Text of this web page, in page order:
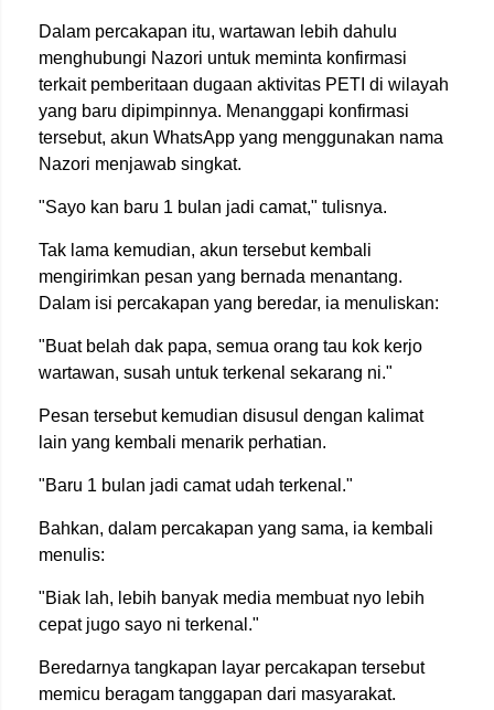
Dalam percakapan itu, wartawan lebih dahulu
menghubungi Nazori untuk meminta konfirmasi
terkait pemberitaan dugaan aktivitas PETI di wilayah
yang baru dipimpinnya. Menanggapi konfirmasi
tersebut, akun WhatsApp yang menggunakan nama
Nazori menjawab singkat.
"Sayo kan baru 1 bulan jadi camat," tulisnya.
Tak lama kemudian, akun tersebut kembali
mengirimkan pesan yang bernada menantang.
Dalam isi percakapan yang beredar, ia menuliskan:
"Buat belah dak papa, semua orang tau kok kerjo
wartawan, susah untuk terkenal sekarang ni."
Pesan tersebut kemudian disusul dengan kalimat
lain yang kembali menarik perhatian.
"Baru 1 bulan jadi camat udah terkenal."
Bahkan, dalam percakapan yang sama, ia kembali
menulis:
"Biak lah, lebih banyak media membuat nyo lebih
cepat jugo sayo ni terkenal."
Beredarnya tangkapan layar percakapan tersebut
memicu beragam tanggapan dari masyarakat.